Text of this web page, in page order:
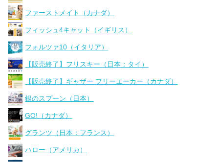
ファーストメイト（カナダ）
フィッシュ4キャット（イギリス）
フォルツァ10（イタリア）
【販売終了】フリスキー（日本：タイ）
【販売終了】ギャザー フリーエーカー（カナダ）
銀のスプーン（日本）
GO!（カナダ）
グランツ（日本：フランス）
ハロー（アメリカ）